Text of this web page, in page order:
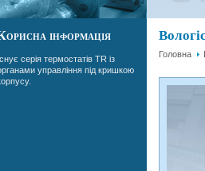
інформація
серія термостатів TR із
управління під кришкою
Головна